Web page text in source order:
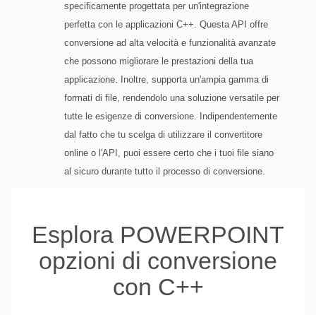
specificamente progettata per un'integrazione
perfetta con le applicazioni C++. Questa API offre
conversione ad alta velocità e funzionalità avanzate
che possono migliorare le prestazioni della tua
applicazione. Inoltre, supporta un'ampia gamma di
formati di file, rendendolo una soluzione versatile per
tutte le esigenze di conversione. Indipendentemente
dal fatto che tu scelga di utilizzare il convertitore
online o l'API, puoi essere certo che i tuoi file siano
al sicuro durante tutto il processo di conversione.
Esplora POWERPOINT
opzioni di conversione
con C++